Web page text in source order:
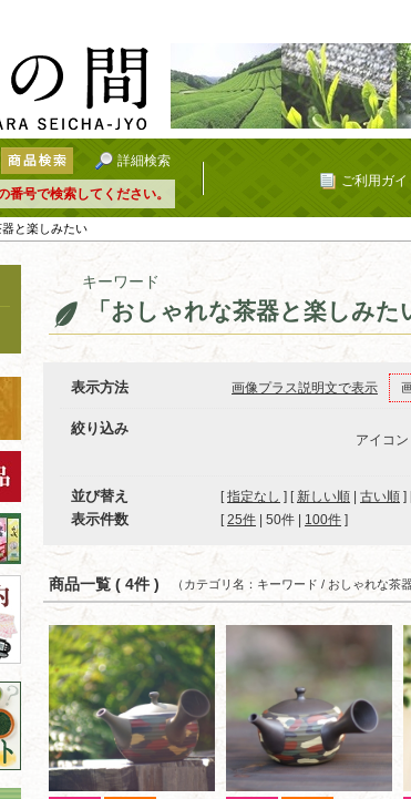
詳細検索
号で検索してください。
ご利用ガイ
と楽しみたい
キーワード
「おしゃれな茶器と楽しみた
表示方法 画像プラス説明文で表示
絞り込み
アイコン
並び替え [指定なし ] [ 新しい順 古い順 ]
表示件数 [ 25件 50件 100件 ]
商品一覧 ( 4件 ) （カテゴリ名：キーワード / おしゃれな茶器